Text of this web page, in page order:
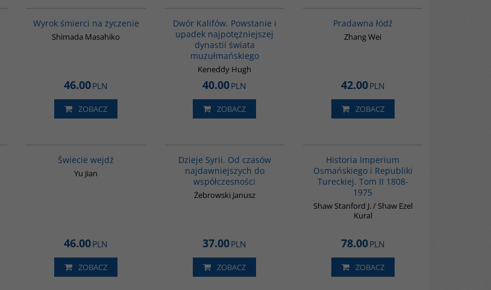
Wyrok śmierci na życzenie
Shimada Masahiko
46.00PLN
ZOBACZ
Dwór Kalifów. Powstanie i
upadek najpotężniejszej
dynastii świata
muzułmańskiego
Keneddy Hugh
40.00PLN
ZOBACZ
Pradawna łódź
Zhang Wei
42.00PLN
ZOBACZ
Świecie wejdź
Yu Jian
46.00PLN
ZOBACZ
Dzieje Syrii. Od czasów
najdawniejszych do
współczesności
Żebrowski Janusz
37.00PLN
ZOBACZ
Historia Imperium
Osmańskiego i Republiki
Tureckiej. Tom II 1808-
1975
Shaw Stanford J. / Shaw Ezel
Kural
78.00PLN
ZOBACZ